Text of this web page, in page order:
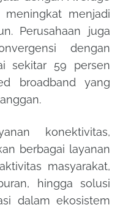
meningkat menjadi
Perusahaan juga
dengan
sekitar 59 persen
broadband yang
konektivitas,
berbagai layanan
masyarakat,
hingga solusi
dalam ekosistem